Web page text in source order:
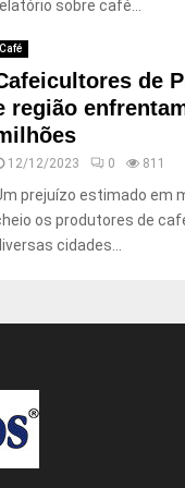
sobre café...
Café
de
região
12/12/2023 0 811
prejuízo estimado em
os produtores de
cidades...